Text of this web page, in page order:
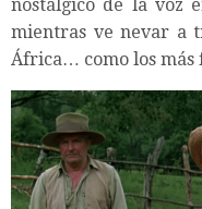
nostálgico de la voz
mientras ve nevar a
África… como los más